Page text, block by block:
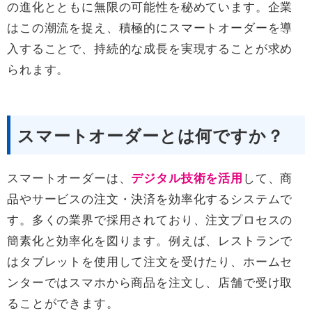
の進化とともに無限の可能性を秘めています。企業
はこの潮流を捉え、積極的にスマートオーダーを導
入することで、持続的な成長を実現することが求め
られます。
スマートオーダーとは何ですか？
スマートオーダーは、 デジタル技術を活用 して、商
品やサービスの注文・決済を効率化するシステムで
す。多くの業界で採用されており、注文プロセスの
簡素化と効率化を図ります。例えば、レストランで
はタブレットを使用して注文を受けたり、ホームセ
ンターではスマホから商品を注文し、店舗で受け取
ることができます。